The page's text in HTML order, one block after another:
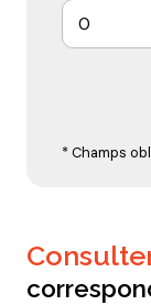
* Champs